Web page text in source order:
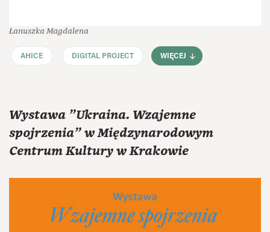
Łanuszka Magdalena
AHICE DIGITAL PROJECT WIĘCEJ
Wystawa "Ukraina. Wzajemne
spojrzenia" w Międzynarodowym
Centrum Kultury w Krakowie